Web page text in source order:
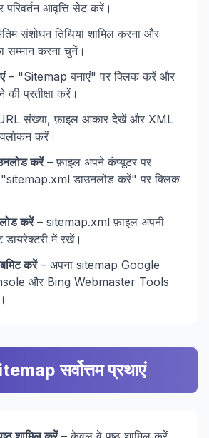
परिवर्तन आवृत्ति सेट करें।
संशोधन तिथियां शामिल करना और
करना चुनें।
– "Sitemap बनाएं" पर क्लिक करें और
की प्रतीक्षा करें।
संख्या, फ़ाइल आकार देखें और XML
करें।
करें– फ़ाइल अपने कंप्यूटर पर
डाउनलोड करें" पर क्लिक
करें– sitemap.xml फ़ाइल अपनी
में रखें।
करें– अपना sitemap Google
और Bing Webmaster Tools
सर्वोत्तम प्रथाएं